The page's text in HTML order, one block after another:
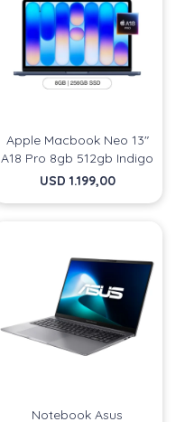
Apple Macbook Neo 13"
A18 Pro 8gb 512gb Indigo
USD 1.199,00
Notebook Asus